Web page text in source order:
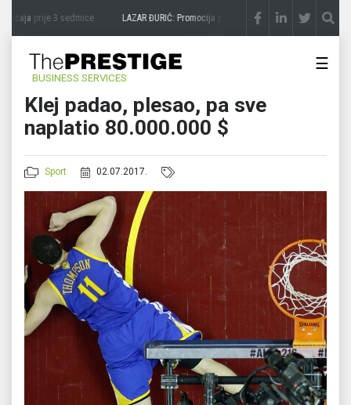
prije 3 sedmice LAZAR ĐURIĆ: Promocija potencijal pretvara u destinaciju
BUSINESS SERVICES
☰
Klej padao, plesao, pa sve
naplatio 80.000.000 $
Sport 02.07.2017.